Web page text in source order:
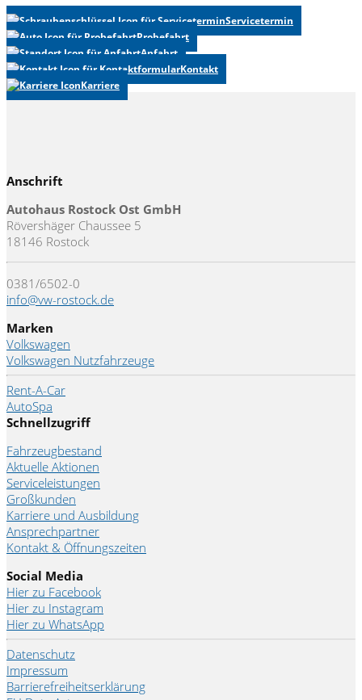
Servicetermin
Probefahrt
Anfahrt
Kontakt
Karriere
Anschrift
Autohaus Rostock Ost GmbH
Rövershäger Chaussee 5
18146 Rostock
0381/6502-0
info@vw-rostock.de
Marken
Volkswagen
Volkswagen Nutzfahrzeuge
Rent-A-Car
AutoSpa
Schnellzugriff
Fahrzeugbestand
Aktuelle Aktionen
Serviceleistungen
Großkunden
Karriere und Ausbildung
Ansprechpartner
Kontakt & Öffnungszeiten
Social Media
Hier zu Facebook
Hier zu Instagram
Hier zu WhatsApp
Datenschutz
Impressum
Barrierefreiheitserklärung